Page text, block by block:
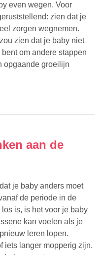
even wegen. Voor
zien dat je
zorgen wegnemen.
zien dat je baby niet
om andere stappen
opgaande groeilijn
aan de
je baby anders moet
de periode in de
is, is het voor je baby
kan voelen als je
leren lopen.
iets langer mopperig zijn.